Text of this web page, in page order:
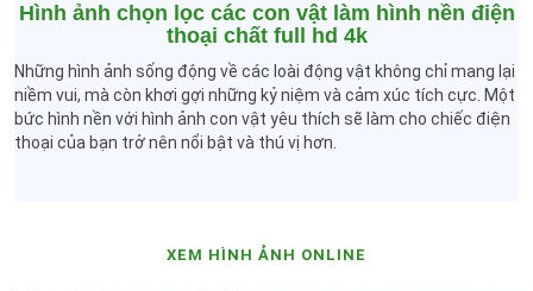
Hình ảnh chọn lọc các con vật làm hình nền điện
thoại chất full hd 4k
Những hình ảnh sống động về các loài động vật không chỉ mang lại
niềm vui, mà còn khơi gợi những kỷ niệm và cảm xúc tích cực. Một
bức hình nền với hình ảnh con vật yêu thích sẽ làm cho chiếc điện
thoại của bạn trở nên nổi bật và thú vị hơn.
XEM HÌNH ẢNH ONLINE